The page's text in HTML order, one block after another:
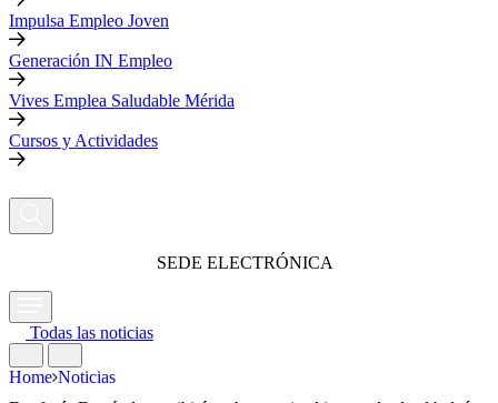
Impulsa Empleo Joven
Generación IN Empleo
Vives Emplea Saludable Mérida
Cursos y Actividades
SEDE ELECTRÓNICA
Todas las noticias
Home Noticias